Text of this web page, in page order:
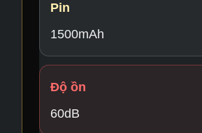
Pin
1500mAh
Độ ồn
60dB